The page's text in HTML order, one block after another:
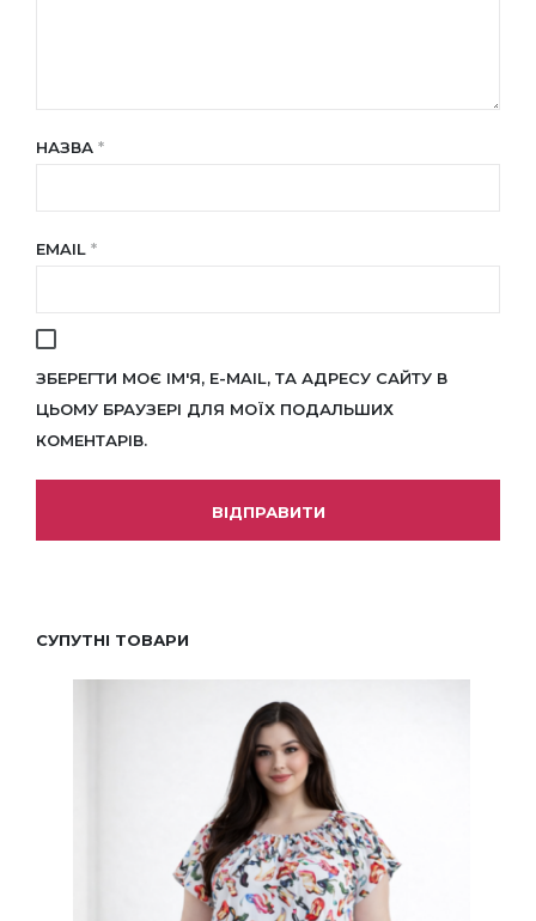
НАЗВА *
EMAIL *
ЗБЕРЕГТИ МОЄ ІМ'Я, E-MAIL, ТА АДРЕСУ САЙТУ В
ЦЬОМУ БРАУЗЕРІ ДЛЯ МОЇХ ПОДАЛЬШИХ
КОМЕНТАРІВ.
СУПУТНІ ТОВАРИ